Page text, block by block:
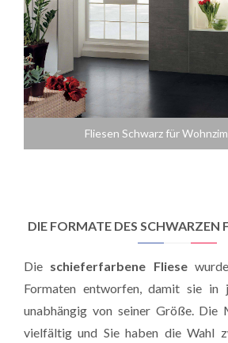
Fliesen Schwarz für
DIE FORMATE DES SCHWARZEN
Die schieferfarbene Fliesewurde
Formaten entworfen, damit sie in
unabhängig von seiner Größe. Die
vielfältig und Sie haben die Wahl